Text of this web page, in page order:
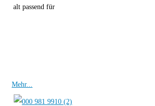
alt passend für
Mehr...